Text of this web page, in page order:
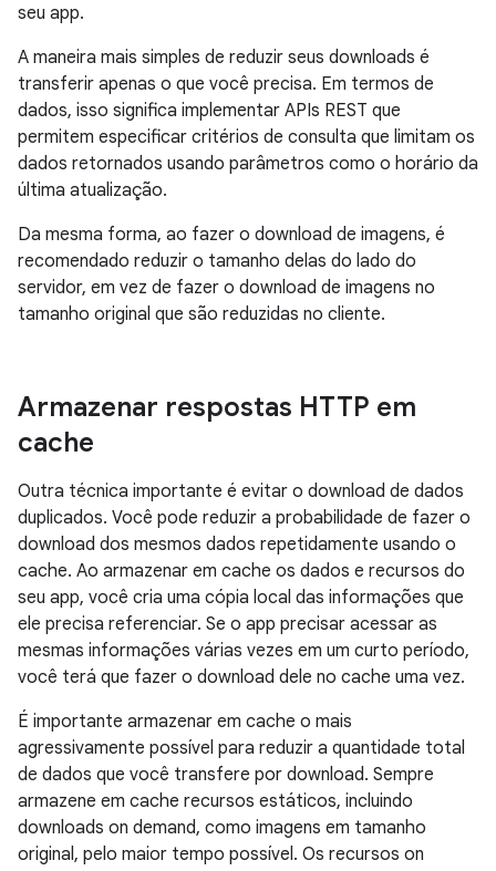
seu app.
A maneira mais simples de reduzir seus downloads é
transferir apenas o que você precisa. Em termos de
dados, isso significa implementar APIs REST que
permitem especificar critérios de consulta que limitam os
dados retornados usando parâmetros como o horário da
última atualização.
Da mesma forma, ao fazer o download de imagens, é
recomendado reduzir o tamanho delas do lado do
servidor, em vez de fazer o download de imagens no
tamanho original que são reduzidas no cliente.
Armazenar respostas HTTP em
cache
Outra técnica importante é evitar o download de dados
duplicados. Você pode reduzir a probabilidade de fazer o
download dos mesmos dados repetidamente usando o
cache. Ao armazenar em cache os dados e recursos do
seu app, você cria uma cópia local das informações que
ele precisa referenciar. Se o app precisar acessar as
mesmas informações várias vezes em um curto período,
você terá que fazer o download dele no cache uma vez.
É importante armazenar em cache o mais
agressivamente possível para reduzir a quantidade total
de dados que você transfere por download. Sempre
armazene em cache recursos estáticos, incluindo
downloads on demand, como imagens em tamanho
original, pelo maior tempo possível. Os recursos on